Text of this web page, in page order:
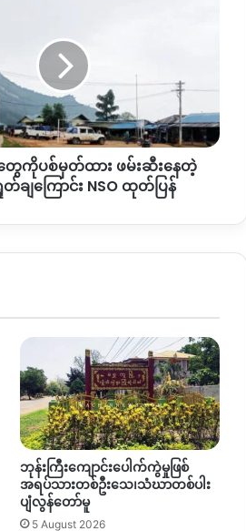
ေကိုပစ်မှတ်ထား ဖမ်းဆီးနေတဲ့
ချကြောင်း NSO ထုတ်ပြန်
ဘုန်းကြီးကျောင်းပေါက်ကွဲမှုဖြစ်
အရပ်သားတစ်ဦးသေ၊သံဃာတစ်ပါး
ပျံလွန်တော်မူ
5 August 2026